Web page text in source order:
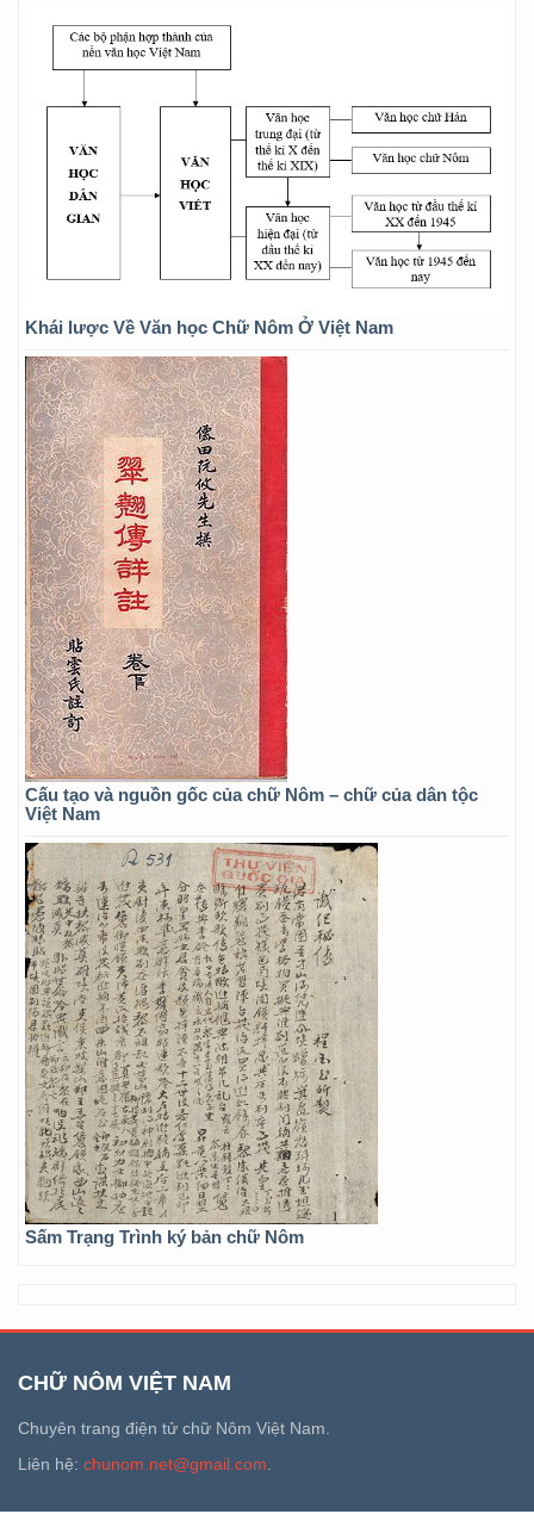
Khái lược Về Văn học Chữ Nôm Ở Việt Nam
Cấu tạo và nguồn gốc của chữ Nôm – chữ của dân tộc
Việt Nam
Sấm Trạng Trình ký bản chữ Nôm
CHỮ NÔM VIỆT NAM
Chuyên trang điện tử chữ Nôm Việt Nam.
Liên hệ: chunom.net@gmail.com